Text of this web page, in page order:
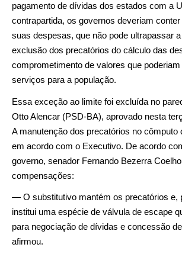
pagamento de dívidas dos estados com a
contrapartida, os governos deveriam
suas despesas, que não pode ultrapassar
exclusão dos precatórios do cálculo das
comprometimento de valores que
serviços para a população.
Essa exceção ao limite foi excluída no
Otto Alencar (PSD-BA), aprovado nesta
A manutenção dos precatórios no cômputo
em acordo com o Executivo. De acordo
governo, senador Fernando Bezerra
compensações:
— O substitutivo mantém os precatórios e,
institui uma espécie de válvula de escape
para negociação de dívidas e concessão
afirmou.